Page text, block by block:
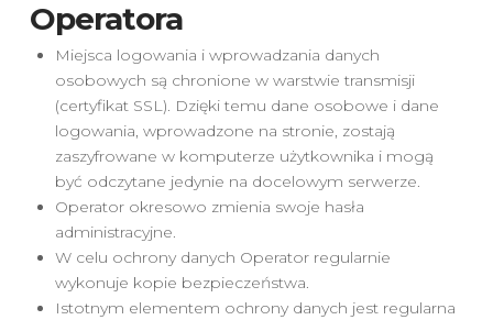
Operatora
Miejsca logowania i wprowadzania danych
osobowych są chronione w warstwie transmisji
(certyfikat SSL). Dzięki temu dane osobowe i dane
logowania, wprowadzone na stronie, zostają
zaszyfrowane w komputerze użytkownika i mogą
być odczytane jedynie na docelowym serwerze.
Operator okresowo zmienia swoje hasła
administracyjne.
W celu ochrony danych Operator regularnie
wykonuje kopie bezpieczeństwa.
Istotnym elementem ochrony danych jest regularna